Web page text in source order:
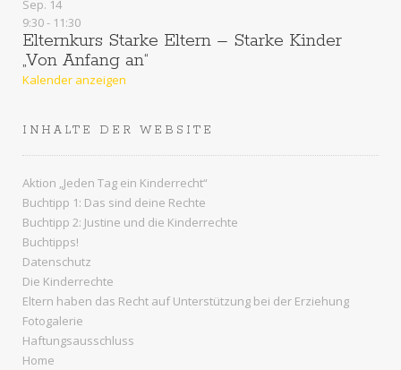
Sep. 14
9:30- 11:30
Elternkurs Starke Eltern – Starke Kinder
„Von Anfang an“
Kalender anzeigen
INHALTE DER WEBSITE
Aktion „Jeden Tag ein Kinderrecht“
Buchtipp 1: Das sind deine Rechte
Buchtipp 2: Justine und die Kinderrechte
Buchtipps!
Datenschutz
Die Kinderrechte
Eltern haben das Recht auf Unterstützung bei der Erziehung
Fotogalerie
Haftungsausschluss
Home